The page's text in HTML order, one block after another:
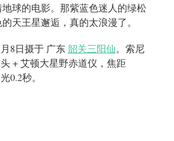
球的电影。那紫蓝色迷人的绿松
天王星邂逅，真的太浪漫了。
8日摄于 广东韶关三阳仙。索尼
+ 艾顿大星野赤道仪，焦距
0.2秒。